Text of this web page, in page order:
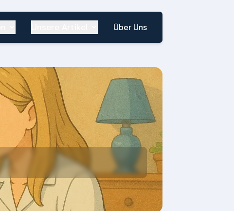
Über Uns